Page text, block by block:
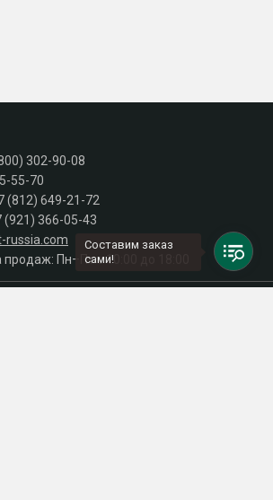
302-90-08
55-70
(812) 649-21-72
(921) 366-05-43
russia.com
Пн–Пт с 10:00 до 18:00
Составим заказ
сами!